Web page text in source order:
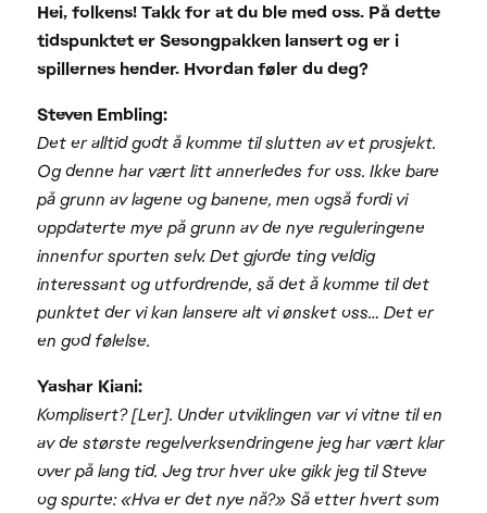
Hei, folkens! Takk for at du ble med oss. På dette
tidspunktet er Sesongpakken lansert og er i
spillernes hender. Hvordan føler du deg?
Steven Embling:
Det er alltid godt å komme til slutten av et prosjekt.
Og denne har vært litt annerledes for oss. Ikke bare
på grunn av lagene og banene, men også fordi vi
oppdaterte mye på grunn av de nye reguleringene
innenfor sporten selv. Det gjorde ting veldig
interessant og utfordrende, så det å komme til det
punktet der vi kan lansere alt vi ønsket oss… Det er
en god følelse.
Yashar Kiani:
Komplisert? [Ler]. Under utviklingen var vi vitne til en
av de største regelverksendringene jeg har vært klar
over på lang tid. Jeg tror hver uke gikk jeg til Steve
og spurte: «Hva er det nye nå?» Så etter hvert som